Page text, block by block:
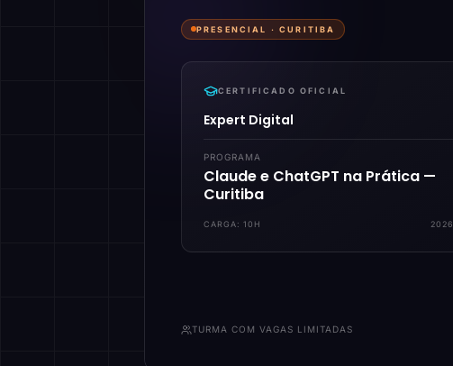
PRESENCIAL ·CURITIBA
CERTIFICADO OFICIAL
Expert Digital
PROGRAMA
Claude e ChatGPT na Prática —
Curitiba
CARGA:10H 2026
TURMA COM VAGAS LIMITADAS